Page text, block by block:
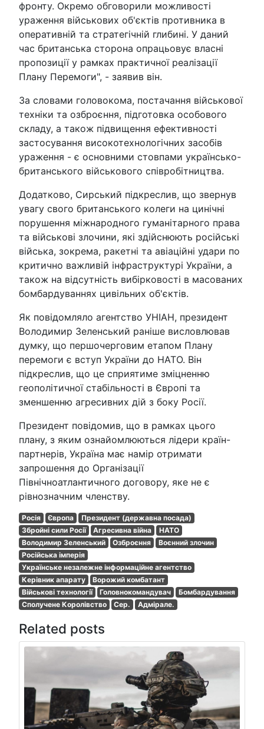
фронту. Окремо обговорили можливості
ураження військових об'єктів противника в
оперативній та стратегічній глибині. У даний
час британська сторона опрацьовує власні
пропозиції у рамках практичної реалізації
Плану Перемоги", - заявив він.
За словами головокома, постачання військової
техніки та озброєння, підготовка особового
складу, а також підвищення ефективності
застосування високотехнологічних засобів
ураження - є основними стовпами українсько-
британського військового співробітництва.
Додатково, Сирський підкреслив, що звернув
увагу свого британського колеги на цинічні
порушення міжнародного гуманітарного права
та військові злочини, які здійснюють російські
війська, зокрема, ракетні та авіаційні удари по
критично важливій інфраструктурі України, а
також на відсутність вибірковості в масованих
бомбардуваннях цивільних об'єктів.
Як повідомляло агентство УНІАН, президент
Володимир Зеленський раніше висловлював
думку, що першочерговим етапом Плану
перемоги є вступ України до НАТО. Він
підкреслив, що це сприятиме зміцненню
геополітичної стабільності в Європі та
зменшенню агресивних дій з боку Росії.
Президент повідомив, що в рамках цього
плану, з яким ознайомлюються лідери країн-
партнерів, Україна має намір отримати
запрошення до Організації
Північноатлантичного договору, яке не є
рівнозначним членству.
Росія Європа
Президент (державна посада)
Збройні сили Росії
Агресивна війна
НАТО
Володимир Зеленський
Озброєння
Воєнний злочин
Російська імперія
Українське незалежне інформаційне агентство
Керівник апарату
Ворожий комбатант
Військові технології
Головнокомандувач
Бомбардування
Сполучене Королівство
Сер. Адмірале.
Related posts